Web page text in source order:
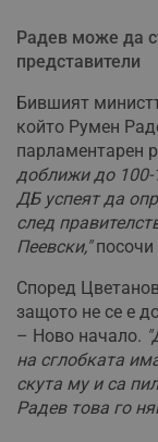
Радев може да
представители
Бившият
който Румен
парламентарен
доближи до 100-
ДБ успеят да
след
Пеевски,"посочи
Според
защото не се е
– Ново начало.
на сглобката
скута му и са
Радев това го